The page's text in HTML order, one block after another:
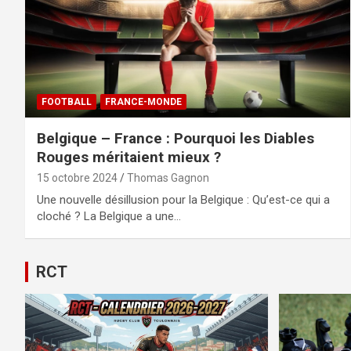
FOOTBALL FRANCE-MONDE
Belgique – France : Pourquoi les Diables
Rouges méritaient mieux ?
15 octobre 2024 Thomas Gagnon
Une nouvelle désillusion pour la Belgique : Qu’est-ce qui a
cloché ? La Belgique a une…
RCT